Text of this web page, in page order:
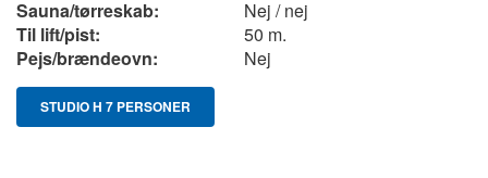
Sauna/tørreskab:
Nej / nej
Til lift/pist:
50 m.
Pejs/brændeovn:
Nej
STUDIO H 7 PERSONER